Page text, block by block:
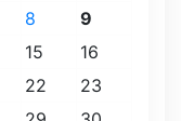
8
9
15
16
22
23